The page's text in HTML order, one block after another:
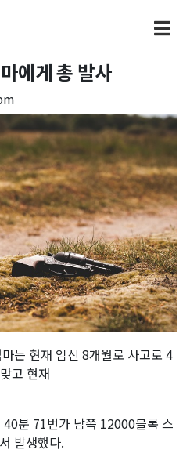
에게 총 발사
는 현재 임신 8개월로 사고로 4
고 현재
분 71번가 남쪽 12000블록 스
발생했다.